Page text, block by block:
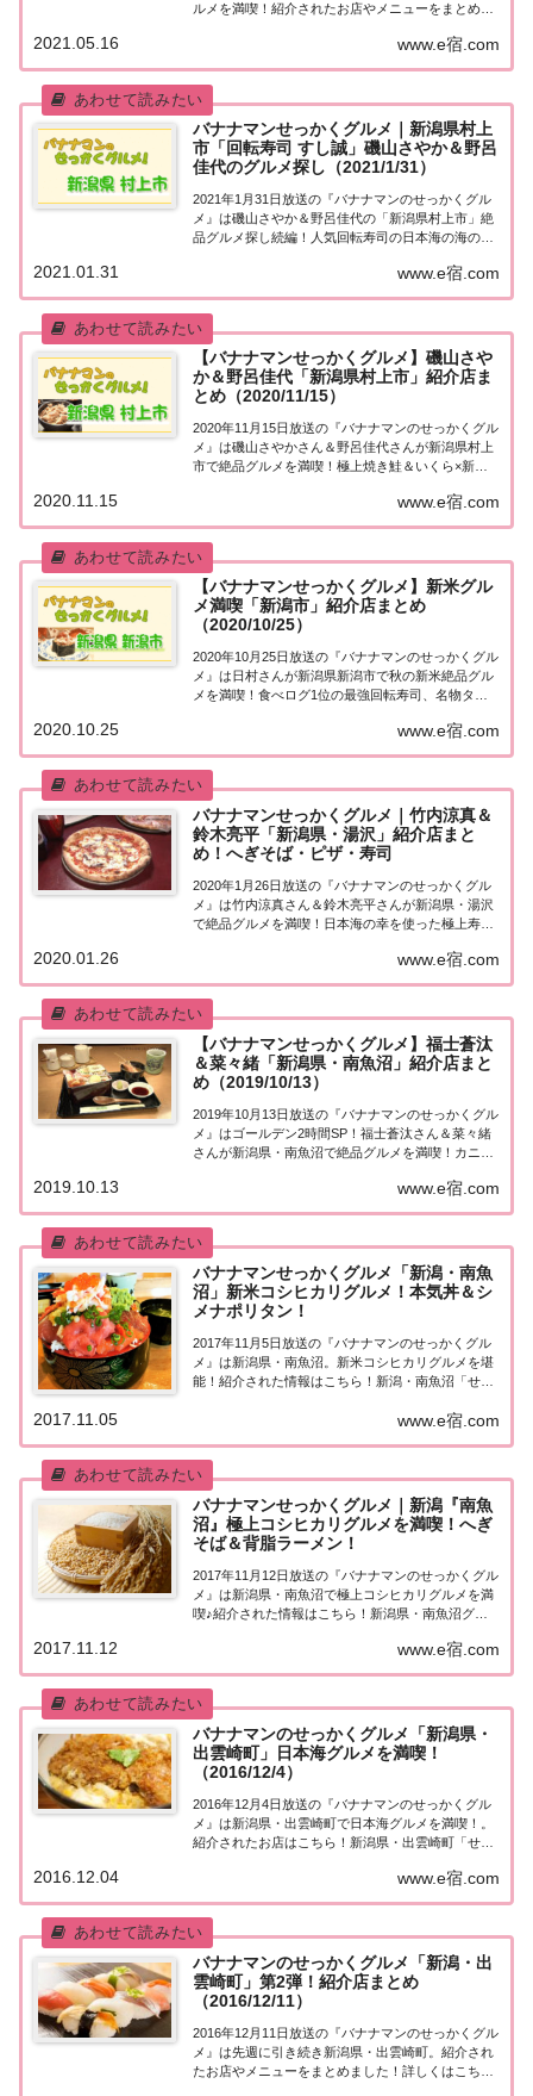
ルメを満喫！紹介されたお店やメニューをまとめま
ルメ探し［続編］地元の人に「せっかくこの町に来
たなら食べたほうがいいグルメは何ですか？」と...
www.e宿.com
2021.05.16
バナナマンせっかくグルメ｜新潟県村上
市「回転寿司 すし誠」磯山さやか＆野呂
佳代のグルメ探し（2021/1/31）
2021年1月31日放送の『バナナマンのせっかくグル
メ』は磯山さやか＆野呂佳代の「新潟県村上市」絶
品グルメ探し続編！人気回転寿司の日本海の海の幸
詳しくはこちら！磯山さやか＆野呂佳代「新潟県村
上市」グルメ探し続編地元の人に「せっかくこの...
www.e宿.com
2021.01.31
【バナナマンせっかくグルメ】磯山さや
か＆野呂佳代「新潟県村上市」紹介店ま
とめ（2020/11/15）
2020年11月15日放送の『バナナマンのせっかくグル
メ』は磯山さやかさん＆野呂佳代さんが新潟県村上
市で絶品グルメを満喫！極上焼き鮭＆いくら×新米
をまとめました！詳しくはこちら！磯山さやか＆野
呂佳代「新潟県村上市」へ！地元の人に「せっ...
www.e宿.com
2020.11.15
【バナナマンせっかくグルメ】新米グル
メ満喫「新潟市」紹介店まとめ
（2020/10/25）
2020年10月25日放送の『バナナマンのせっかくグル
メ』は日村さんが新潟県新潟市で秋の新米絶品グル
メを満喫！食べログ1位の最強回転寿司、名物タレ
「イタリアン」など、紹介されたお店をまとめまし
た！詳しくはこちら！日村さんが「新潟県新潟市...
www.e宿.com
2020.10.25
バナナマンせっかくグルメ｜竹内涼真＆
鈴木亮平「新潟県・湯沢」紹介店まと
め！へぎそば・ピザ・寿司
2020年1月26日放送の『バナナマンのせっかくグル
メ』は竹内涼真さん＆鈴木亮平さんが新潟県・湯沢
で絶品グルメを満喫！日本海の幸を使った極上寿
介されたお店はこちら！竹内涼真＆鈴木亮平「新潟
県・湯沢」地元の人に「せっかくこの町に来たな
ら...
www.e宿.com
2020.01.26
【バナナマンせっかくグルメ】福士蒼汰
＆菜々緒「新潟県・南魚沼」紹介店まと
め（2019/10/13）
2019年10月13日放送の『バナナマンのせっかくグル
メ』はゴールデン2時間SP！福士蒼汰さん＆菜々緒
さんが新潟県・南魚沼で絶品グルメを満喫！カニ・
介されたお店はこちら！福士蒼汰さん＆菜々緒さん
が「新潟県・南魚沼」へ！地元の人に「せっ...
www.e宿.com
2019.10.13
バナナマンせっかくグルメ「新潟・南魚
沼」新米コシヒカリグルメ！本気丼＆シ
メナポリタン！
2017年11月5日放送の『バナナマンのせっかくグル
メ』は新潟県・南魚沼。新米コシヒカリグルメを堪
能！紹介された情報はこちら！新潟・南魚沼「せっ
ですか？」日本全国でバナナマン日村さんが地元民
www.e宿.com
2017.11.05
バナナマンせっかくグルメ｜新潟『南魚
沼』極上コシヒカリグルメを満喫！へぎ
そば＆背脂ラーメン！
2017年11月12日放送の『バナナマンのせっかくグル
メ』は新潟県・南魚沼で極上コシヒカリグルメを満
喫♪紹介された情報はこちら！新潟県・南魚沼グル
ルメは何ですか？」日本全国でバナナマン日村さん
が地元民オススメの絶品グルメを聞き込み＆食...
www.e宿.com
2017.11.12
バナナマンのせっかくグルメ「新潟県・
出雲崎町」日本海グルメを満喫！
（2016/12/4）
2016年12月4日放送の『バナナマンのせっかくグル
メ』は新潟県・出雲崎町で日本海グルメを満喫！。
紹介されたお店はこちら！新潟県・出雲崎町「せっ
ですか？」日本全国でバナナマン日村さんが地元民
オススメの絶品グルメを聞き込み＆食べまくり！...
www.e宿.com
2016.12.04
バナナマンのせっかくグルメ「新潟・出
雲崎町」第2弾！紹介店まとめ
（2016/12/11）
2016年12月11日放送の『バナナマンのせっかくグル
メ』は先週に引き続き新潟県・出雲崎町。紹介され
たお店やメニューをまとめました！詳しくはこち